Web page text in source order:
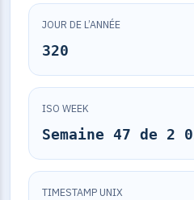
JOUR DE L’ANNÉE
320
ISO WEEK
Semaine 47 de 2
TIMESTAMP UNIX